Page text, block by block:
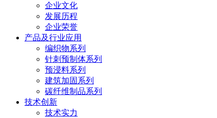
企业文化
发展历程
企业荣誉
产品及行业应用
编织物系列
针刺预制体系列
预浸料系列
建筑加固系列
碳纤维制品系列
技术创新
技术实力